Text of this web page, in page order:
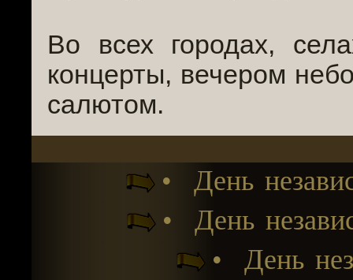
Во всех городах,
концерты, вечером
салютом.
• День
• День
• День